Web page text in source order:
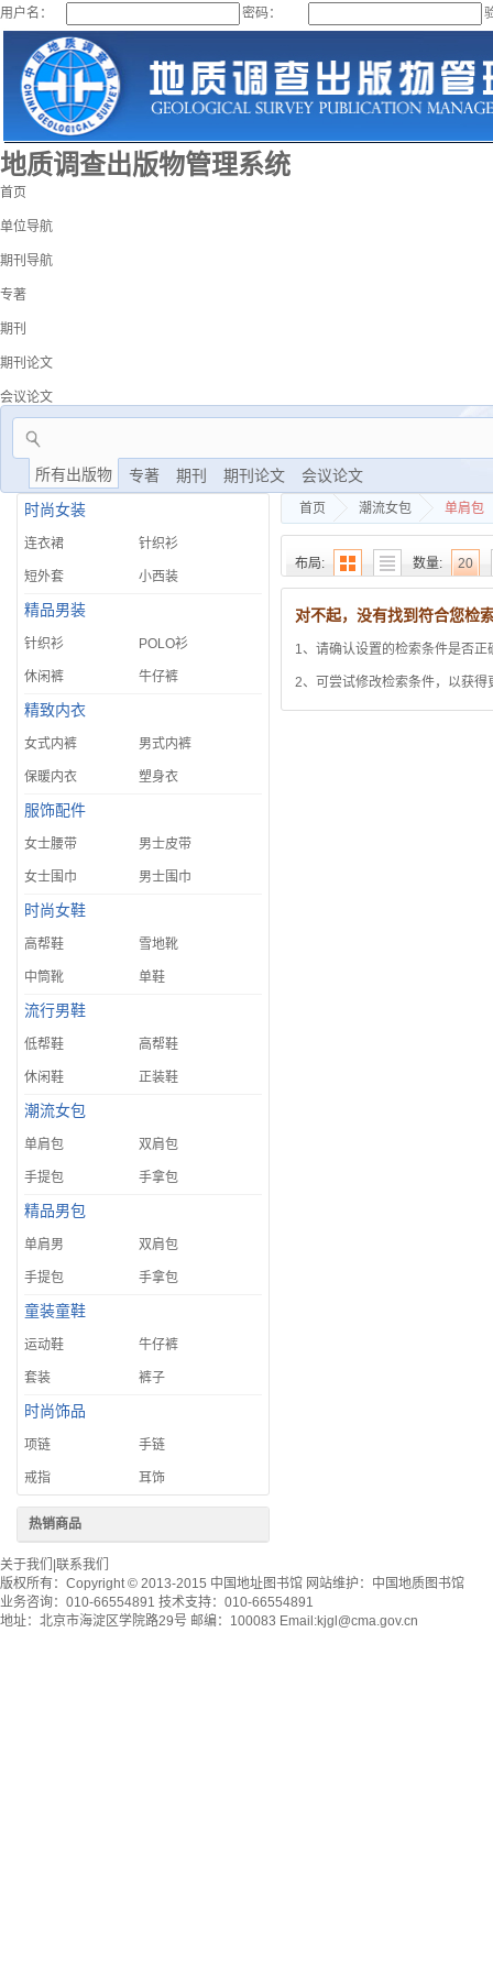
用户名： 密码：
地质调查出版物管理系统
首页
单位导航
期刊导航
专著
期刊
期刊论文
会议论文
所有出版物 专著 期刊 期刊论文 会议论文
时尚女装
连衣裙 针织衫
短外套 小西装
精品男装
针织衫 POLO衫
休闲裤 牛仔裤
精致内衣
女式内裤 男式内裤
保暖内衣 塑身衣
服饰配件
女士腰带 男士皮带
女士围巾 男士围巾
时尚女鞋
高帮鞋 雪地靴
中筒靴 单鞋
流行男鞋
低帮鞋 高帮鞋
休闲鞋 正装鞋
潮流女包
单肩包 双肩包
手提包 手拿包
精品男包
单肩男 双肩包
手提包 手拿包
童装童鞋
运动鞋 牛仔裤
套装 裤子
时尚饰品
项链 手链
戒指 耳饰
热销商品
首页 潮流女包 单肩包
布局: 数量: 20
置顶降序 价格
只查看: 热销 最新
对不起，没有找到符合您检
1、请确认设置的检索条件是否正
2、可尝试修改检索条件，以获得
关于我们 联系我们
版权所有： Copyright © 2013-2015 中国地址图书馆 网站维护： 中国地质图书馆
业务咨询：010-66554891 技术支持：010-66554891
地址：北京市海淀区学院路29号 邮编：100083 Email:kjgl@cma.gov.cn